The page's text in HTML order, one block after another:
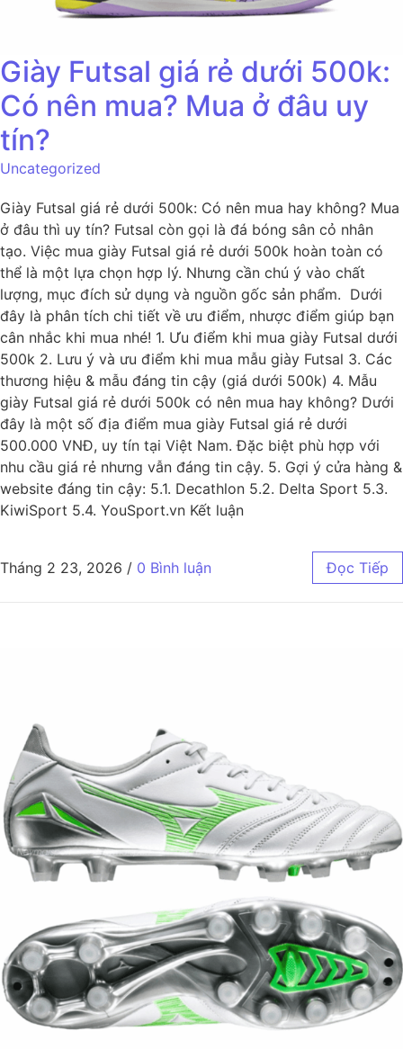
Giày Futsal giá rẻ dưới 500k:
Có nên mua? Mua ở đâu uy
tín?
Uncategorized
Giày Futsal giá rẻ dưới 500k: Có nên mua hay không? Mua
ở đâu thì uy tín? Futsal còn gọi là đá bóng sân cỏ nhân
tạo. Việc mua giày Futsal giá rẻ dưới 500k hoàn toàn có
thể là một lựa chọn hợp lý. Nhưng cần chú ý vào chất
lượng, mục đích sử dụng và nguồn gốc sản phẩm. Dưới
đây là phân tích chi tiết về ưu điểm, nhược điểm giúp bạn
cân nhắc khi mua nhé! 1. Ưu điểm khi mua giày Futsal dưới
500k 2. Lưu ý và ưu điểm khi mua mẫu giày Futsal 3. Các
thương hiệu & mẫu đáng tin cậy (giá dưới 500k) 4. Mẫu
giày Futsal giá rẻ dưới 500k có nên mua hay không? Dưới
đây là một số địa điểm mua giày Futsal giá rẻ dưới
500.000 VNĐ, uy tín tại Việt Nam. Đặc biệt phù hợp với
nhu cầu giá rẻ nhưng vẫn đáng tin cậy. 5. Gợi ý cửa hàng &
website đáng tin cậy: 5.1. Decathlon 5.2. Delta Sport 5.3.
KiwiSport 5.4. YouSport.vn Kết luận
Tháng 2 23, 2026 / 0 Bình luận Đọc Tiếp